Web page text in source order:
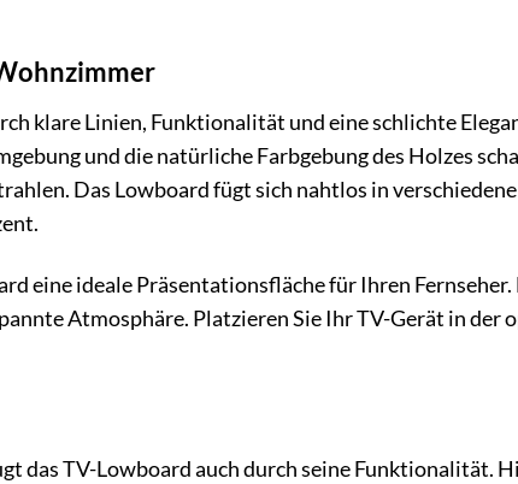
klare Linien, Funktionalität und eine schlichte
und die natürliche Farbgebung des Holzes
Das Lowboard fügt sich nahtlos in
eine ideale Präsentationsfläche für Ihren
Atmosphäre. Platzieren Sie Ihr TV-Gerät in der
das TV-Lowboard auch durch seine Funktionalität.